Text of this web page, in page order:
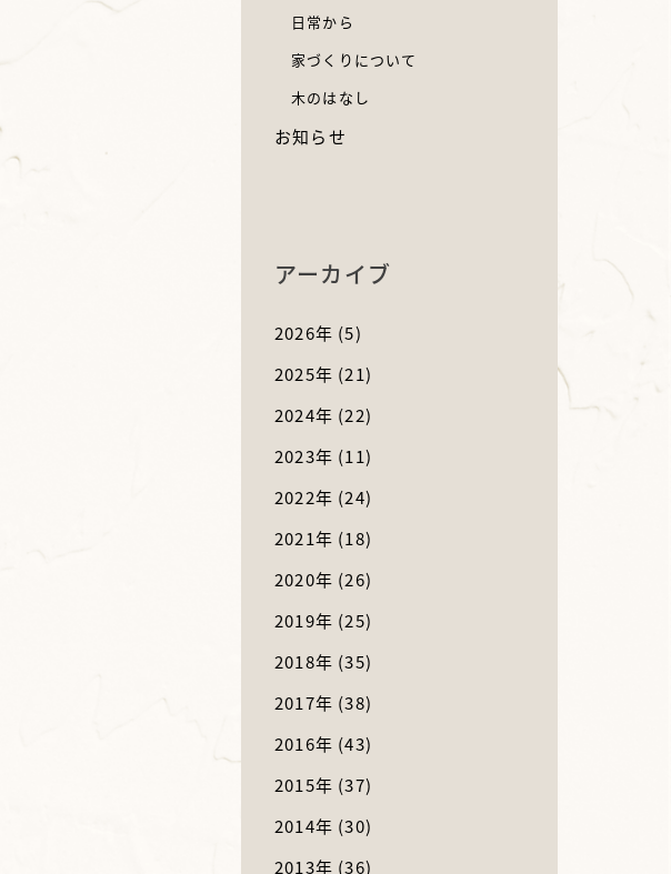
日常から
家づくりについて
木のはなし
お知らせ
アーカイブ
2026年 (5)
2025年 (21)
2024年 (22)
2023年 (11)
2022年 (24)
2021年 (18)
2020年 (26)
2019年 (25)
2018年 (35)
2017年 (38)
2016年 (43)
2015年 (37)
2014年 (30)
2013年 (36)